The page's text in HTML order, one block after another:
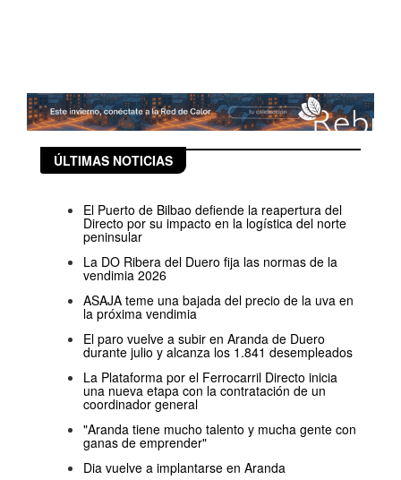
ÚLTIMAS NOTICIAS
El Puerto de Bilbao defiende la reapertura del
Directo por su impacto en la logística del norte
peninsular
La DO Ribera del Duero fija las normas de la
vendimia 2026
ASAJA teme una bajada del precio de la uva en
la próxima vendimia
El paro vuelve a subir en Aranda de Duero
durante julio y alcanza los 1.841 desempleados
La Plataforma por el Ferrocarril Directo inicia
una nueva etapa con la contratación de un
coordinador general
"Aranda tiene mucho talento y mucha gente con
ganas de emprender"
Dia vuelve a implantarse en Aranda